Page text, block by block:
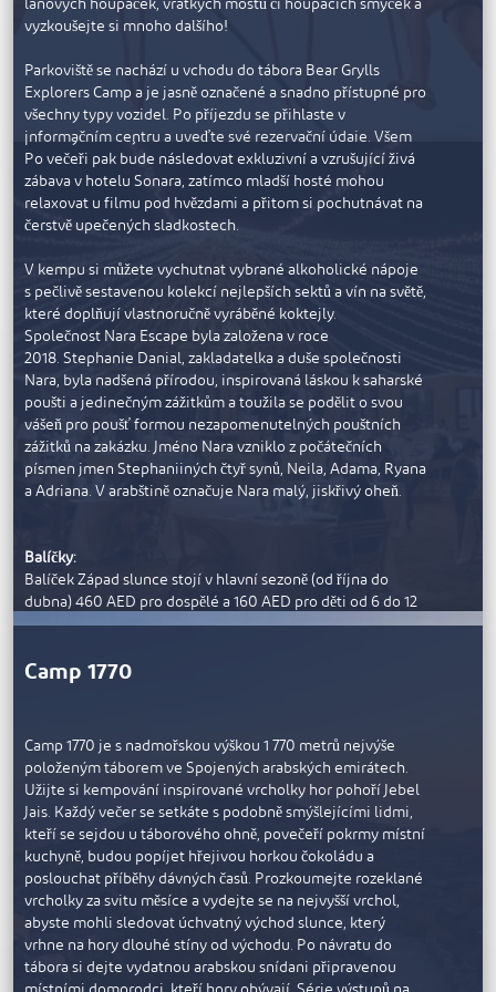
Ubytování v táboře Bear Grylls Explorers Camp
začátečníky a nevyžaduje žádné tábornické dovednosti.
Kemp se nachází v úchvatné přírodě v pohoří Jebel Jais v
Ras Al Khaimah. Prosté chatky, kde budete ubytováni, vám
poskytnou pohodlí a zároveň si užijete jedinečný zážitek z
táboření v přírodě.
vyzkoušejte si mnoho dalšího!
Parkoviště se nachází u vchodu do tábora Bear Grylls
Explorers Camp a je jasně označené a snadno přístupné pro
všechny typy vozidel. Po příjezdu se přihlaste v
informačním centru a uveďte své rezervační údaje. Všem
účastníkům bude poté týmem kempu Bear Grylls Explorers
Camp nasazen postroj a budou upoutáni k záchrannému
lanu.
tvořících pestrou směsici lákavých kombinovaných
mohou očekávat nejkvalitnější sezonní suroviny, které
uspokojí každého, od rozsáhlého veganského menu až po
dětské menu, které je navrženo tak, aby potěšilo chuťové
pohárky těch nejmenších.
Po večeři pak bude následovat exkluzivní a vzrušující živá
zábava v hotelu Sonara, zatímco mladší hosté mohou
relaxovat u filmu pod hvězdami a přitom si pochutnávat na
čerstvě upečených sladkostech.
V kempu si můžete vychutnat vybrané alkoholické nápoje
s pečlivě sestavenou kolekcí nejlepších sektů a vín na světě,
které doplňují vlastnoručně vyráběné koktejly.
Společnost Nara Escape byla založena v roce
2018. Stephanie Danial, zakladatelka a duše společnosti
Nara, byla nadšená přírodou, inspirovaná láskou k saharské
poušti a jedinečným zážitkům a toužila se podělit o svou
vášeň pro poušť formou nezapomenutelných pouštních
zážitků na zakázku. Jméno Nara vzniklo z počátečních
písmen jmen Stephaniiných čtyř synů, Neila, Adama, Ryana
a Adriana. V arabštině označuje Nara malý, jiskřivý oheň.
Balíčky:
Balíček Západ slunce stojí v hlavní sezoně (od října do
dubna) 460 AED pro dospělé a 160 AED pro děti od 6 do 12
let. Mimo sezonu (květen až září) stojí 380 AED pro dospělé
Cena za balíček Západ slunce včetně večeře je 860 AED
pro dospělé a 380 AED pro děti od 6 do 12 let v hlavní
sezonu.
Děti do 5 let mají všechny balíčky zdarma. Ceny jsou
uvedeny bez DPH.
Součástí vašeho zážitku je:
Doprava do tábora klubovým povozem
Sezonní menupřipravené naším šéfkuchařem
Nealkoholické nápoje, čaj a káva
Živý hudebník
Volejbal, lukostřelba a jízda na písku
Soví show při západu slunce
Camp 1770
Camp 1770 je s nadmořskou výškou 1 770 metrů nejvýše
položeným táborem ve Spojených arabských emirátech.
Užijte si kempování inspirované vrcholky hor pohoří Jebel
Jais. Každý večer se setkáte s podobně smýšlejícími lidmi,
kteří se sejdou u táborového ohně, povečeří pokrmy místní
kuchyně, budou popíjet hřejivou horkou čokoládu a
poslouchat příběhy dávných časů. Prozkoumejte rozeklané
vrcholky za svitu měsíce a vydejte se na nejvyšší vrchol,
abyste mohli sledovat úchvatný východ slunce, který
vrhne na hory dlouhé stíny od východu. Po návratu do
tábora si dejte vydatnou arabskou snídani připravenou